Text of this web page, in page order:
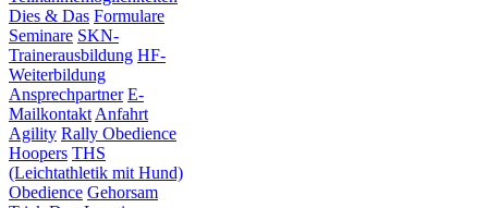
Dies & Das Formulare
Seminare SKN-
Trainerausbildung HF-
Weiterbildung
Ansprechpartner E-
Mailkontakt Anfahrt
Agility Rally Obedience
Hoopers THS
(Leichtathletik mit Hund)
Obedience Gehorsam